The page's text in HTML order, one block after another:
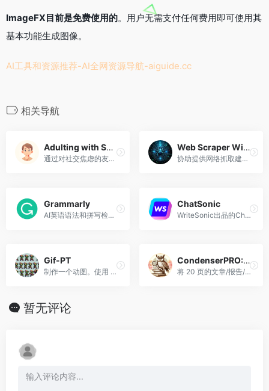
ImageFX目前是免费使用的。用户无需支付任何费用即可使用其
基本功能生成图像。
AI工具和资源推荐-AI全网资源导航-aiguide.cc
相关导航
Adulting with Social Anxiety
通过对社交焦虑的友好支持来应对日常生活。
Web Scraper Wizard
协助提供网络抓取建议和策略。
Grammarly
AI英语语法和拼写检查写作助手
ChatSonic
WriteSonic出品的ChatGPT竞品
Gif-PT
制作一个动图。使用 Dalle3 制作精灵表，然后编写解释器对其进行切片并制作动画。包括自动细化和调试模式。
CondenserPRO: 1-page condensed papers
将 20 页的文章/报告/白皮书转换为 1 页的页面
暂无评论